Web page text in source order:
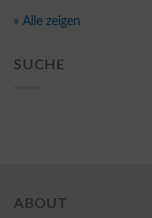
» Alle zeigen
SUCHE
ABOUT